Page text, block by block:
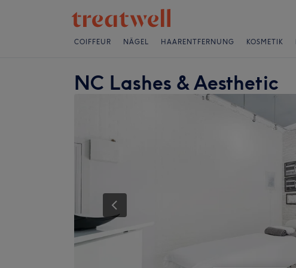
COIFFEUR NÄGEL HAARENTFERNUNG KOSMETIK
NC Lashes & Aesthetic